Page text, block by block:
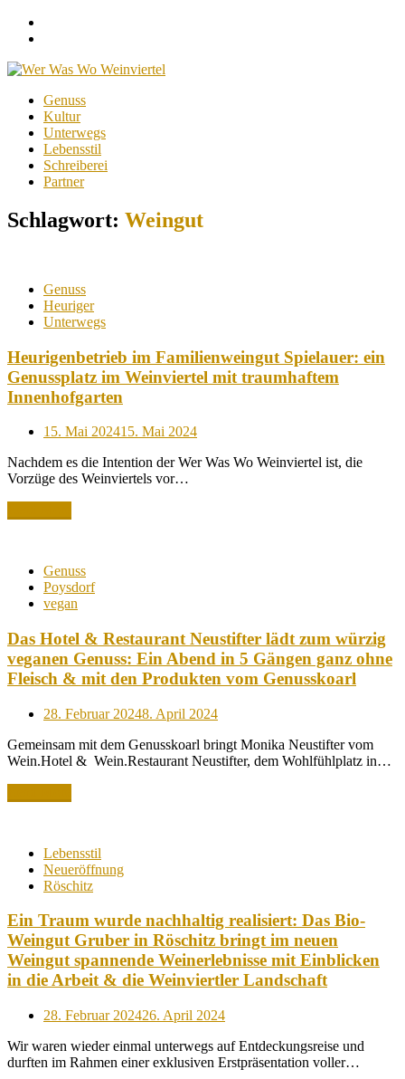
Skip
content
Genuss
Kultur
Unterwegs
Lebensstil
Schreiberei
Partner
Schlagwort: Weingut
Genuss
Heuriger
Unterwegs
Heurigenbetrieb im Familienweingut Spielauer: ein
Genussplatz im Weinviertel mit traumhaftem
Innenhofgarten
Posted
15. Mai 202415. Mai 2024
Nachdem es die Intention der Wer Was Wo Weinviertel ist, die
Vorzüge des Weinviertels vor…
Genuss
Poysdorf
vegan
Das Hotel & Restaurant Neustifter lädt zum würzig
veganen Genuss: Ein Abend in 5 Gängen ganz ohne
Fleisch & mit den Produkten vom Genusskoarl
Posted
28. Februar 20248. April 2024
Gemeinsam mit dem Genusskoarl bringt Monika Neustifter vom
Wein.Hotel & Wein.Restaurant Neustifter, dem Wohlfühlplatz in…
Lebensstil
Neueröffnung
Röschitz
Ein Traum wurde nachhaltig realisiert: Das Bio-
Weingut Gruber in Röschitz bringt im neuen
Weingut spannende Weinerlebnisse mit Einblicken
in die Arbeit & die Weinviertler Landschaft
Posted
28. Februar 202426. April 2024
Wir waren wieder einmal unterwegs auf Entdeckungsreise und
durften im Rahmen einer exklusiven Erstpräsentation voller…